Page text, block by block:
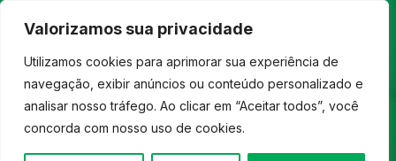
Valorizamos sua privacidade
Utilizamos cookies para aprimorar sua experiência de
navegação, exibir anúncios ou conteúdo personalizado e
analisar nosso tráfego. Ao clicar em “Aceitar todos”, você
concorda com nosso uso de cookies.
LOCALIZAÇÃO